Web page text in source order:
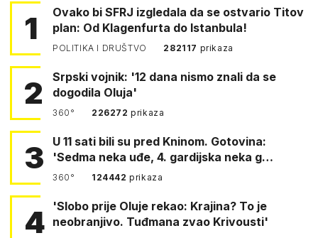
1
Ovako bi SFRJ izgledala da se ostvario Titov
plan: Od Klagenfurta do Istanbula!
POLITIKA I DRUŠTVO 282117 prikaza
2
Srpski vojnik: '12 dana nismo znali da se
dogodila Oluja'
360° 226272prikaza
3
U 11 sati bili su pred Kninom. Gotovina:
'Sedma neka uđe, 4. gardijska neka g…
360° 124442prikaza
4
'Slobo prije Oluje rekao: Krajina? To je
neobranjivo. Tuđmana zvao Krivousti'